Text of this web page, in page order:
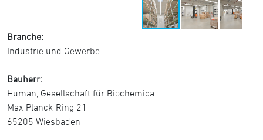
Branche:
Industrie und Gewerbe
Bauherr:
Human, Gesellschaft für Biochemica
Max-Planck-Ring 21
65205 Wiesbaden